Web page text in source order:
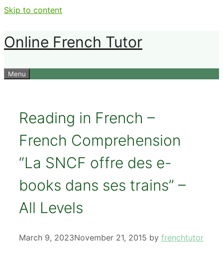
Skip to content
Online French Tutor
Menu
Reading in French –
French Comprehension
“La SNCF offre des e-
books dans ses trains” –
All Levels
March 9, 2023November 21, 2015 by frenchtutor